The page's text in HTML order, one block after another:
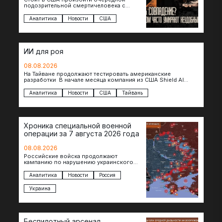
подозрительной смертичеловека с
как официальные версии снова
оказываются удивительно похожими:
Аналитика Новости США
ИИ для роя
08.08.2026
На Тайване продолжают тестировать американские
разработки В начале месяца компания из США Shield AI
Аналитика Новости США Тайвань
Хроника специальной военной
операции за 7 августа 2026 года
08.08.2026
Российские войска продолжают
кампанию по нарушению украинского
сегодня атакованы еще по меньшей мере
два…
Аналитика Новости Россия
Украина